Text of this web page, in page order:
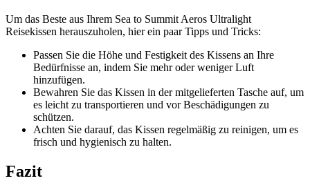
Um das Beste aus Ihrem Sea to Summit Aeros Ultralight
Reisekissen herauszuholen, hier ein paar Tipps und Tricks:
Passen Sie die Höhe und Festigkeit des Kissens an Ihre
Bedürfnisse an, indem Sie mehr oder weniger Luft
hinzufügen.
Bewahren Sie das Kissen in der mitgelieferten Tasche auf, um
es leicht zu transportieren und vor Beschädigungen zu
schützen.
Achten Sie darauf, das Kissen regelmäßig zu reinigen, um es
frisch und hygienisch zu halten.
Fazit